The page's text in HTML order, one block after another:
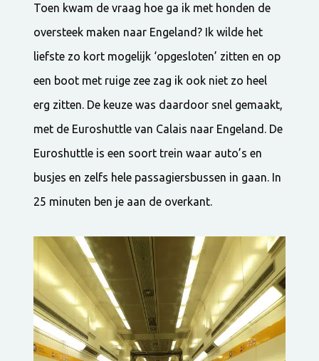
Toen kwam de vraag hoe ga ik met honden de
oversteek maken naar Engeland? Ik wilde het
liefste zo kort mogelijk ‘opgesloten’ zitten en op
een boot met ruige zee zag ik ook niet zo heel
erg zitten. De keuze was daardoor snel gemaakt,
met de Euroshuttle van Calais naar Engeland. De
Euroshuttle is een soort trein waar auto’s en
busjes en zelfs hele passagiersbussen in gaan. In
25 minuten ben je aan de overkant.